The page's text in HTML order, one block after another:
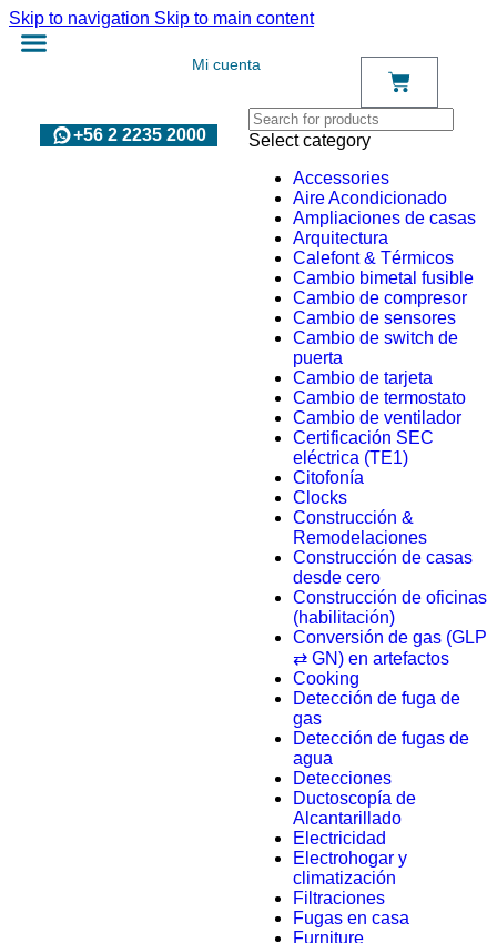
Skip to navigation Skip to main content
Mi cuenta
+56 2 2235 2000
Select category
Accessories
Aire Acondicionado
Ampliaciones de casas
Arquitectura
Calefont & Térmicos
Cambio bimetal fusible
Cambio de compresor
Cambio de sensores
Cambio de switch de
puerta
Cambio de tarjeta
Cambio de termostato
Cambio de ventilador
Certificación SEC
eléctrica (TE1)
Citofonía
Clocks
Construcción &
Remodelaciones
Construcción de casas
desde cero
Construcción de oficinas
(habilitación)
Conversión de gas (GLP
⇄ GN) en artefactos
Cooking
Detección de fuga de
gas
Detección de fugas de
agua
Detecciones
Ductoscopía de
Alcantarillado
Electricidad
Electrohogar y
climatización
Filtraciones
Fugas en casa
Furniture